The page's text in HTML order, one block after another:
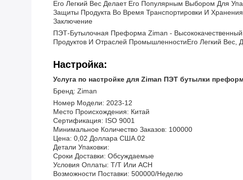
Его Легкий Вес Делает Его Популярным Выбором Для
Защиты Продукта Во Время Транспортировки И Хранения.
Заключение
ПЭТ-Бутылочная Преформа Ziman -
Продуктов И Отраслей ПромышленностиЕго Легкий Вес,
Настройка:
Услуга по настройке для Ziman ПЭТ бутылки
Бренд: Ziman
Номер Модели: 2023-12
Место Происхождения: Китай
Сертификация: ISO 9001
Минимальное Количество Заказов: 100000
Цена: 0,02 Доллара США.02
Детали Упаковки:
Сроки Доставки: Обсуждаемые
Условия Оплаты: T/T Или ACH
Возможности Поставки: 500000/неделю